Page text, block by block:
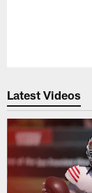
Latest Videos